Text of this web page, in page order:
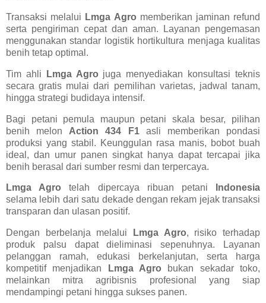
Transaksi melalui Lmga Agro memberikan jaminan refund
serta pengiriman cepat dan aman. Layanan pengemasan
menggunakan standar logistik hortikultura menjaga kualitas
benih tetap optimal.
Tim ahli Lmga Agro juga menyediakan konsultasi teknis
secara gratis mulai dari pemilihan varietas, jadwal tanam,
hingga strategi budidaya intensif.
Bagi petani pemula maupun petani skala besar, pilihan
benih melon Action 434 F1asli memberikan pondasi
produksi yang stabil. Keunggulan rasa manis, bobot buah
ideal, dan umur panen singkat hanya dapat tercapai jika
benih berasal dari sumber resmi dan terpercaya.
Lmga Agro telah dipercaya ribuan petani
Indonesia
selama lebih dari satu dekade dengan rekam jejak transaksi
transparan dan ulasan positif.
Dengan berbelanja melalui Lmga Agro, risiko terhadap
produk palsu dapat dieliminasi sepenuhnya. Layanan
pelanggan ramah, edukasi berkelanjutan, serta harga
kompetitif menjadikan
Lmga Agro bukan sekadar toko,
melainkan mitra agribisnis profesional yang siap
mendampingi petani hingga sukses panen.